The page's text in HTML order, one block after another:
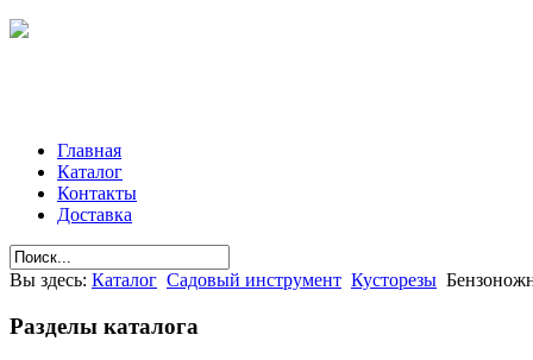
Главная
Каталог
Контакты
Доставка
Вы здесь: Каталог Садовый инструмент Кусторезы
Разделы каталога